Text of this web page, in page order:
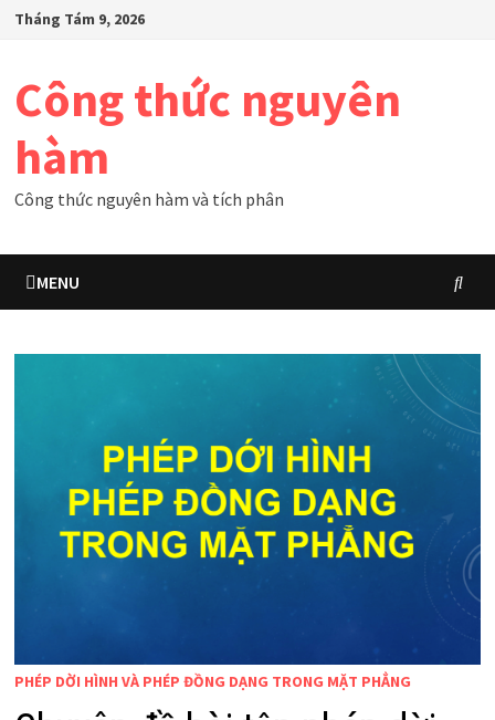
SkipTháng Tám 9, 2026
Công thức nguyên
hàm
Công thức nguyên hàm và tích phân
MENU
PHÉP DỜI HÌNH VÀ PHÉP ĐỒNG DẠNG TRONG MẶT PHẲNG